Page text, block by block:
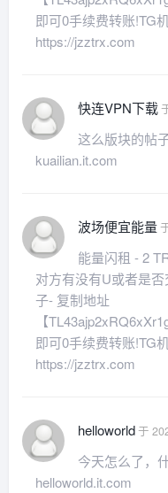
即可0手续费转账!TG
https://jzztrx.com
快连VPN下载
这么版块的帖
kuailian.it.com
波场便宜能量
能量闪租 - 2
对方有没有U或者是
子- 复制地址
【
即可0手续费转账!TG
https://jzztrx.com
helloworld于
今天怎么了，
helloworld.it.com